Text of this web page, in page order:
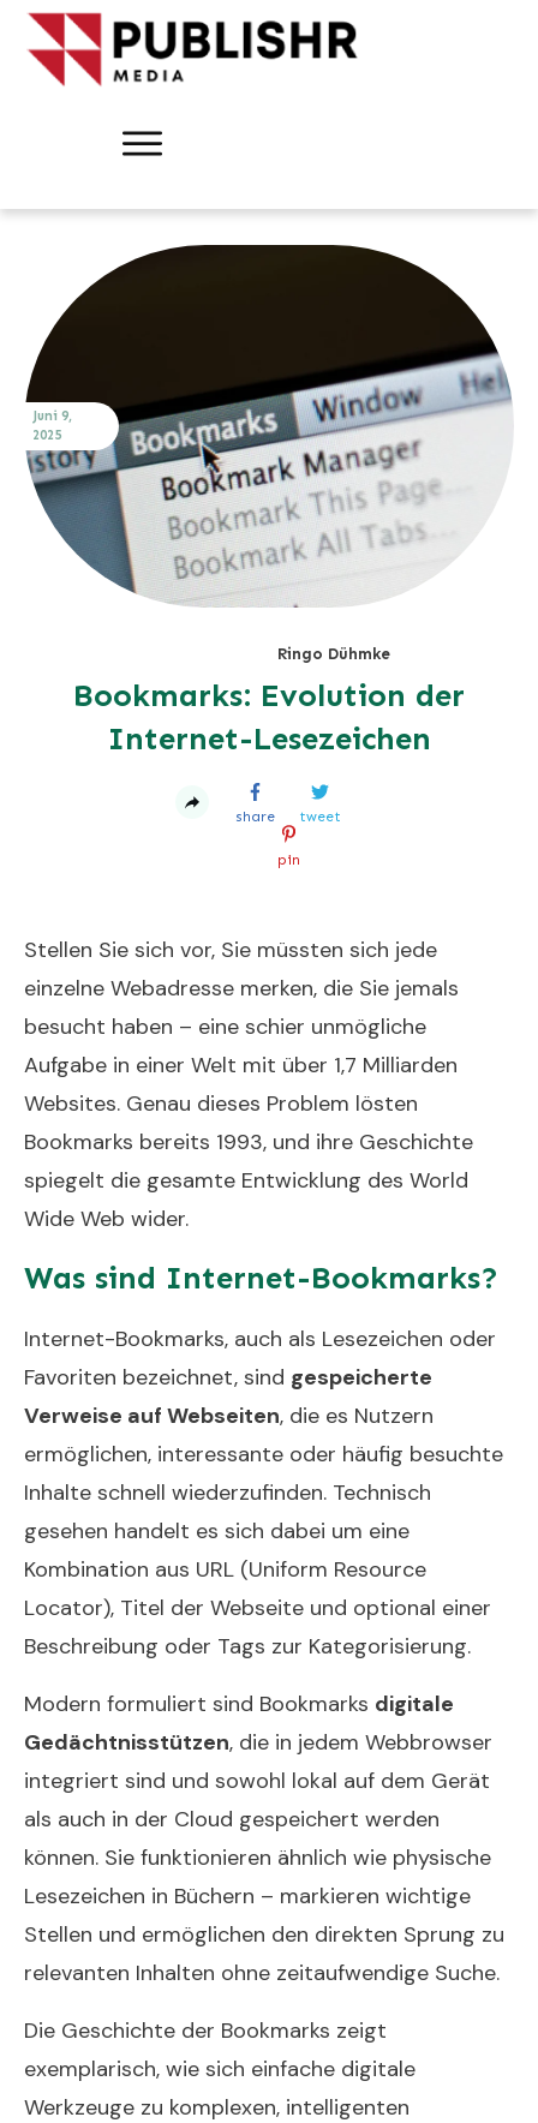
Juni 9,
2025
Ringo Dühmke
Bookmarks: Evolution der
Internet-Lesezeichen
share tweet
pin
Stellen Sie sich vor, Sie müssten sich jede
einzelne Webadresse merken, die Sie jemals
besucht haben – eine schier unmögliche
Aufgabe in einer Welt mit über 1,7 Milliarden
Websites. Genau dieses Problem lösten
Bookmarks bereits 1993, und ihre Geschichte
spiegelt die gesamte Entwicklung des World
Wide Web wider.
Was sind Internet-Bookmarks?
Internet-Bookmarks, auch als Lesezeichen oder
Favoriten bezeichnet, sind gespeicherte
Verweise auf Webseiten, die es Nutzern
ermöglichen, interessante oder häufig besuchte
Inhalte schnell wiederzufinden. Technisch
gesehen handelt es sich dabei um eine
Kombination aus URL (Uniform Resource
Locator), Titel der Webseite und optional einer
Beschreibung oder Tags zur Kategorisierung.
Modern formuliert sind Bookmarks digitale
Gedächtnisstützen, die in jedem Webbrowser
integriert sind und sowohl lokal auf dem Gerät
als auch in der Cloud gespeichert werden
können. Sie funktionieren ähnlich wie physische
Lesezeichen in Büchern – markieren wichtige
Stellen und ermöglichen den direkten Sprung zu
relevanten Inhalten ohne zeitaufwendige Suche.
Die Geschichte der Bookmarks zeigt
exemplarisch, wie sich einfache digitale
Werkzeuge zu komplexen, intelligenten